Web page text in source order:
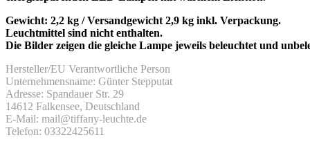
Gewicht: 2,2 kg / Versandgewicht 2,9 kg inkl. Verpackung.
Leuchtmittel sind nicht enthalten.
Die Bilder zeigen die gleiche Lampe jeweils beleuchtet und
Hersteller/EU Verantwortliche Person
Unternehmensname: Günter Stepputat
Adresse: Spandauer Str. 29
14612 Falkensee, Deutschland
E-Mail: mail@tiffany-leuchte.de
Telefon: 03322425611